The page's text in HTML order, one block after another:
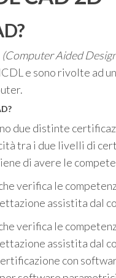
(Computer Aided
e sono rivolte ad un
due distinte
tra i due livelli di
di avere le
verifica le
assistita dal
verifica le
assistita dal
con